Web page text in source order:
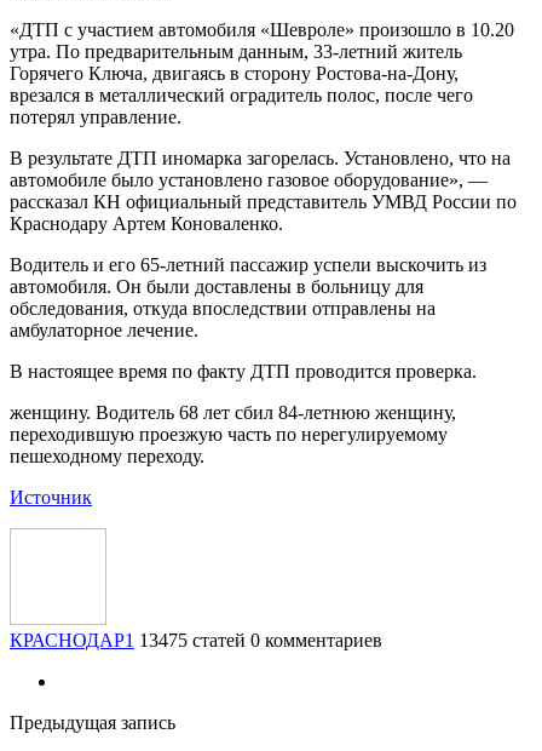
«ДТП с участием автомобиля «Шевроле» произошло в 10.20
утра. По предварительным данным, 33-летний житель
Горячего Ключа, двигаясь в сторону Ростова-на-Дону,
врезался в металлический оградитель полос, после чего
потерял управление.
В результате ДТП иномарка загорелась. Установлено, что на
автомобиле было установлено газовое оборудование», —
рассказал КН официальный представитель УМВД России по
Краснодару Артем Коноваленко.
Водитель и его 65-летний пассажир успели выскочить из
автомобиля. Он были доставлены в больницу для
обследования, откуда впоследствии отправлены на
амбулаторное лечение.
В настоящее время по факту ДТП проводится проверка.
женщину. Водитель 68 лет сбил 84-летнюю женщину,
переходившую проезжую часть по нерегулируемому
пешеходному переходу.
Источник
КРАСНОДАР1 13475 статей 0 комментариев
Предыдущая запись